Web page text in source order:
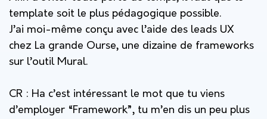
template soit le plus pédagogique possible.
J’ai moi-même conçu avec l’aide des leads UX
chez La grande Ourse, une dizaine de frameworks
sur l’outil Mural.
CR : Ha c’est intéressant le mot que tu viens
d’employer “Framework”, tu m’en dis un peu plus